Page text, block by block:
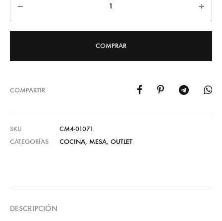
COMPRAR
COMPARTIR
SKU
CM4-01071
CATEGORÍAS
COCINA, MESA, OUTLET
DESCRIPCIÓN